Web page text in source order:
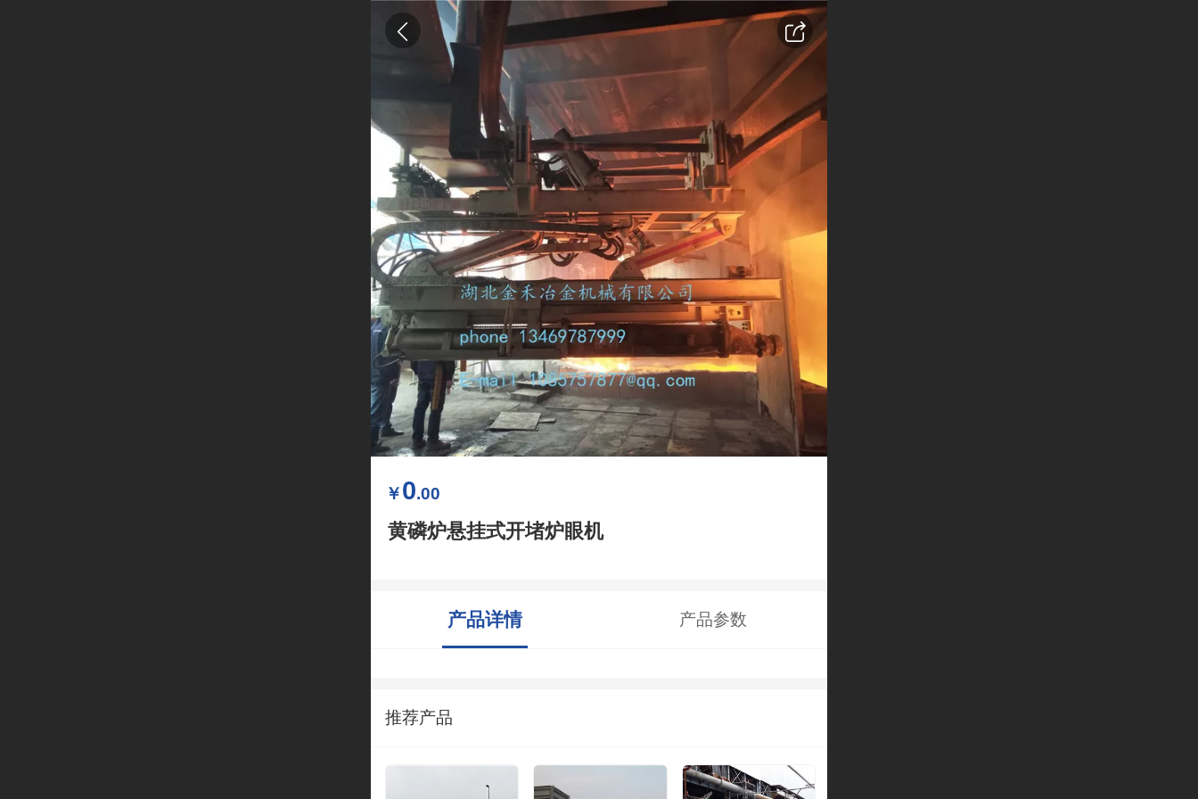
￥0.00
黄磷炉悬挂式开堵炉眼机
产品详情 产品参数
推荐产品